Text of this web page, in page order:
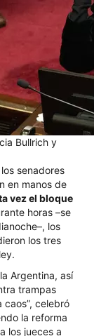
Bullrich y
senadores
en manos de
vez el bloque
horas –se
los
los tres
Argentina, así
trampas
celebró
la reforma
los jueces a